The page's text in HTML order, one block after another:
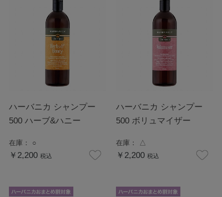
ハーバニカ シャンプー
500 ハーブ&ハニー
在庫： ○
￥2,200 税込
ハーバニカ シャンプー
500 ボリュマイザー
在庫： △
￥2,200 税込